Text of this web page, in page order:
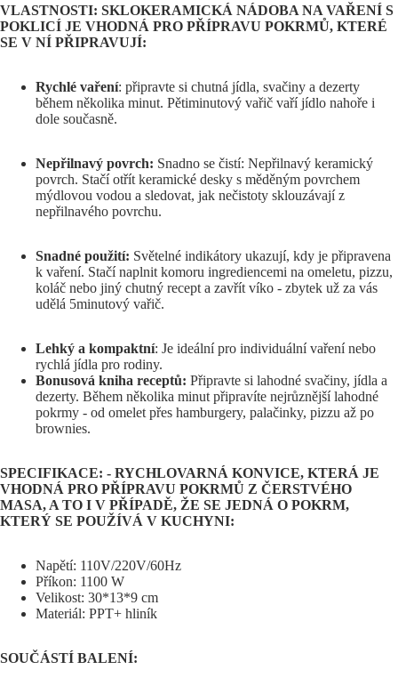
VLASTNOSTI: SKLOKERAMICKÁ NÁDOBA NA VAŘENÍ S
POKLICÍ JE VHODNÁ PRO PŘÍPRAVU POKRMŮ, KTERÉ
SE V NÍ PŘIPRAVUJÍ:
Rychlé vaření: připravte si chutná jídla, svačiny a dezerty
během několika minut. Pětiminutový vařič vaří jídlo nahoře i
dole současně.
Nepřilnavý povrch: Snadno se čistí: Nepřilnavý keramický
povrch. Stačí otřít keramické desky s měděným povrchem
mýdlovou vodou a sledovat, jak nečistoty sklouzávají z
nepřilnavého povrchu.
Snadné použití: Světelné indikátory ukazují, kdy je připravena
k vaření. Stačí naplnit komoru ingrediencemi na omeletu, pizzu,
koláč nebo jiný chutný recept a zavřít víko - zbytek už za vás
udělá 5minutový vařič.
Lehký a kompaktní: Je ideální pro individuální vaření nebo
rychlá jídla pro rodiny.
Bonusová kniha receptů: Připravte si lahodné svačiny, jídla a
dezerty. Během několika minut připravíte nejrůznější lahodné
pokrmy - od omelet přes hamburgery, palačinky, pizzu až po
brownies.
SPECIFIKACE: - RYCHLOVARNÁ KONVICE, KTERÁ JE
VHODNÁ PRO PŘÍPRAVU POKRMŮ Z ČERSTVÉHO
MASA, A TO I V PŘÍPADĚ, ŽE SE JEDNÁ O POKRM,
KTERÝ SE POUŽÍVÁ V KUCHYNI:
Napětí: 110V/220V/60Hz
Příkon: 1100 W
Velikost: 30*13*9 cm
Materiál: PPT+ hliník
SOUČÁSTÍ BALENÍ: